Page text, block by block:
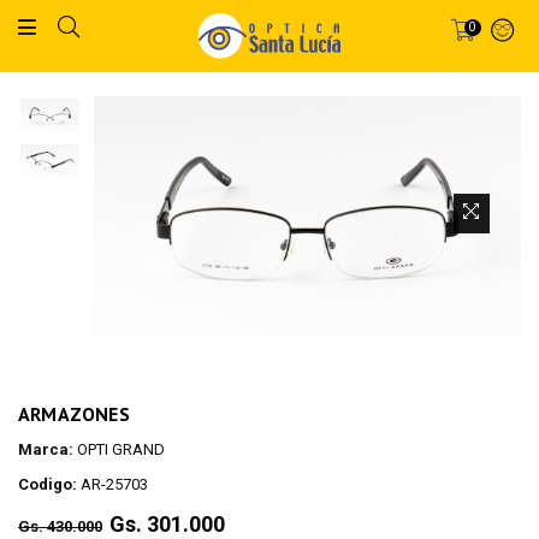
0
ARMAZONES
Marca: OPTI GRAND
Codigo: AR-25703
Regular
Gs. 430.000 Gs. 301.000